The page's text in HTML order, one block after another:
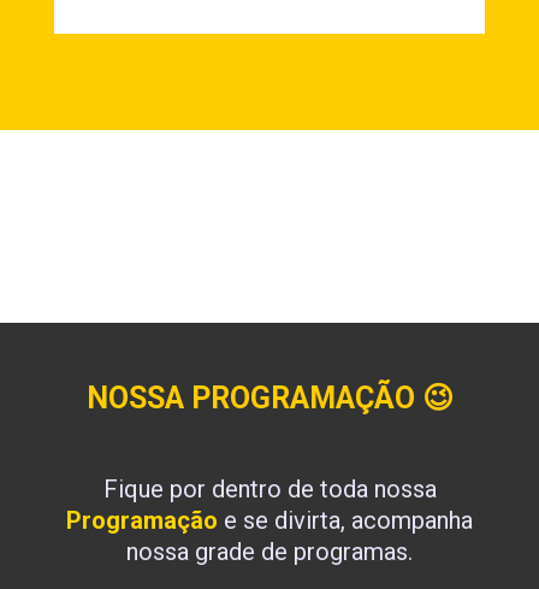
NOSSA PROGRAMAÇÃO 😉
Fique por dentro de toda nossa
Programação e se divirta, acompanha
nossa grade de programas.